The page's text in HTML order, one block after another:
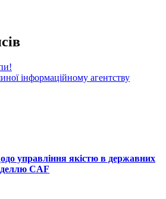
інформаційному агентству
управління якістю в державних
CAF